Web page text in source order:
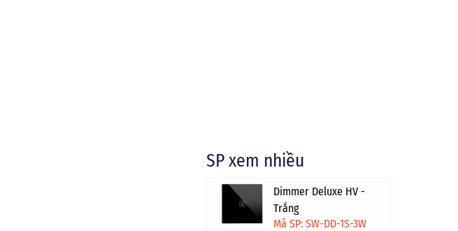
SP xem nhiều
Dimmer Deluxe HV -
Trắng
Mã SP: SW-DD-1S-3W